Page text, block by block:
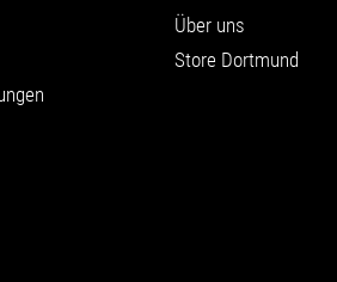
Über uns
Store Dortmund